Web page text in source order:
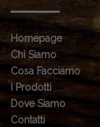
Homepage
Chi Siamo
Cosa Facciamo
I Prodotti
Dove Siamo
Contatti